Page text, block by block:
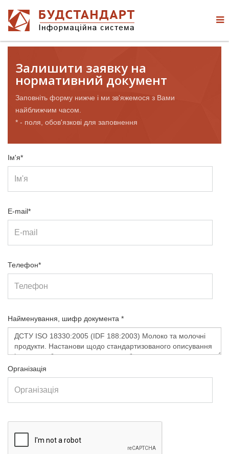
Залишити заявку на
нормативний документ
Заповніть форму нижче і ми зв'яжемося з Вами
найближчим часом.
* - поля, обов'язкові для заповнення
Ім'я*
E-mail*
Телефон*
Найменування, шифр документа *
Організація